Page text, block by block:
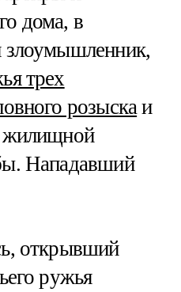
дома, в
злоумышленник,
трех
розыска и
жилищной
Нападавший
открывший
ружья